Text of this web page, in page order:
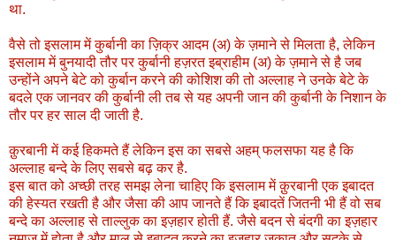
था.
वैसे तो इसलाम में कुर्बानी का ज़िक्र आदम (अ) के ज़माने से मिलता है, लेकिन
इसलाम में बुनयादी तौर पर कुर्बानी हज़रत इब्राहीम (अ) के ज़माने से है जब
उन्होंने अपने बेटे को कुर्बान करने की कोशिश की तो अल्लाह ने उनके बेटे के
बदले एक जानवर की कुर्बानी ली तब से यह अपनी जान की कुर्बानी के निशान के
तौर पर हर साल दी जाती है.
क़ुरबानी में कई हिकमते हैं लेकिन इस का सबसे अहम् फलसफा यह है कि
अल्लाह बन्दे के लिए सबसे बढ़ कर है.
इस बात को अच्छी तरह समझ लेना चाहिए कि इसलाम में क़ुरबानी एक इबादत
की हेस्यत रखती है और जैसा की आप जानते हैं कि इबादतें जितनी भी हैं वो सब
बन्दे का अल्लाह से ताल्लुक का इज़हार होती हैं. जैसे बदन से बंदगी का इज़हार